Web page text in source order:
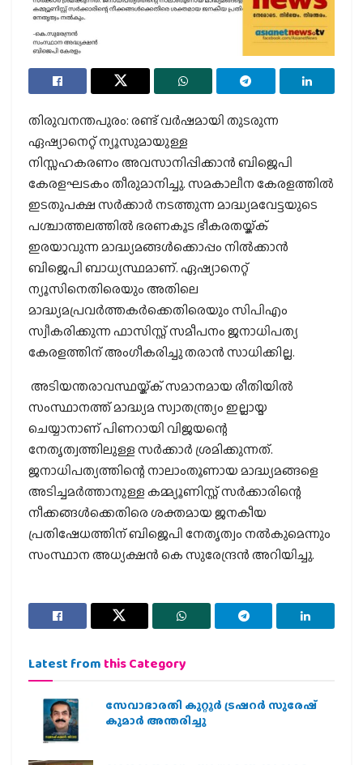
തിരുവനന്തപുരം: രണ്ട് വര്‍ഷമായി തുടരുന്ന
ഏഷ്യാനെറ്റ് ന്യൂസുമായുള്ള
നിസ്സഹകരണം അവസാനിപ്പിക്കാന്‍ ബിജെപി
കേരളഘടകം തീരുമാനിച്ചു. സമകാലീന കേരളത്തില്‍
ഇടതുപക്ഷ സര്‍ക്കാര്‍ നടത്തുന്ന മാദ്ധ്യമവേട്ടയുടെ
പശ്ചാത്തലത്തില്‍ ഭരണകൂട ഭീകരതയ്ക്ക്
ഇരയാവുന്ന മാദ്ധ്യമങ്ങള്‍ക്കൊപ്പം നില്‍ക്കാന്‍
ബിജെപി ബാധ്യസ്ഥമാണ്. ഏഷ്യാനെറ്റ്
ന്യൂസിനെതിരെയും അതിലെ
മാദ്ധ്യമപ്രവര്‍ത്തകര്‍ക്കെതിരെയും സിപിഎം
സ്വീകരിക്കുന്ന ഫാസിസ്റ്റ് സമീപനം ജനാധിപത്യ
കേരളത്തിന് അംഗീകരിച്ചു തരാന്‍ സാധിക്കില്ല.
അടിയന്തരാവസ്ഥയ്ക്ക് സമാനമായ രീതിയില്‍
സംസ്ഥാനത്ത് മാദ്ധ്യമ സ്വാതന്ത്ര്യം ഇല്ലായ്മ
ചെയ്യാനാണ് പിണറായി വിജയന്റെ
നേതൃത്വത്തിലുള്ള സര്‍ക്കാര്‍ ശ്രമിക്കുന്നത്.
ജനാധിപത്യത്തിന്റെ നാലാംതൂണായ മാദ്ധ്യമങ്ങളെ
അടിച്ചമര്‍ത്താനുള്ള കമ്മ്യൂണിസ്റ്റ് സര്‍ക്കാരിന്റെ
നീക്കങ്ങള്‍ക്കെതിരെ ശക്തമായ ജനകീയ
പ്രതിഷേധത്തിന് ബിജെപി നേതൃത്വം നല്‍കുമെന്നും
സംസ്ഥാന അധ്യക്ഷന്‍ കെ സുരേന്ദ്രന്‍ അറിയിച്ചു.
Latest from this Category
സേവാഭാരതി കുറ്റൂർ ട്രഷറർ സുരേഷ്
കുമാർ അന്തരിച്ചു